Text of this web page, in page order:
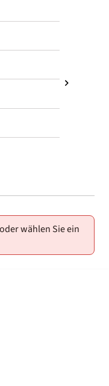
wählen Sie ein